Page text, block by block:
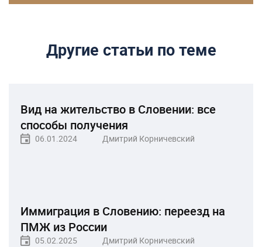
Другие статьи по теме
Вид на жительство в Словении: все
способы получения
06.01.2024 Дмитрий Корничевский
Иммиграция в Словению: переезд на
ПМЖ из России
05.02.2025 Дмитрий Корничевский